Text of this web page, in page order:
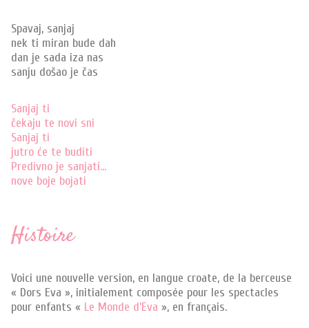
Spavaj, sanjaj
nek ti miran bude dah
dan je sada iza nas
sanju došao je čas
Sanjaj ti
čekaju te novi sni
Sanjaj ti
jutro će te buditi
Predivno je sanjati…
nove boje bojati
Histoire
Voici une nouvelle version, en langue croate, de la berceuse
« Dors Eva », initialement composée pour les spectacles
pour enfants « Le Monde d’Eva », en français.